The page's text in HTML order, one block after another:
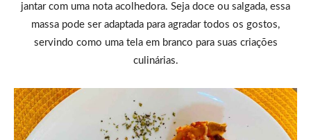
jantar com uma nota acolhedora. Seja doce ou salgada, essa
massa pode ser adaptada para agradar todos os gostos,
servindo como uma tela em branco para suas criações
culinárias.